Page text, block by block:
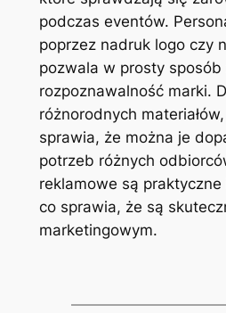
podczas eventów.
poprzez nadruk logo czy
pozwala w prosty sposób
rozpoznawalność marki.
różnorodnych
sprawia, że można je
potrzeb różnych
reklamowe są
co sprawia, że są
marketingowym.